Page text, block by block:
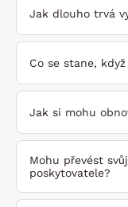
Jak dlouho trvá
Co se stane,
Jak si mohu
Mohu převést
poskytovatele?